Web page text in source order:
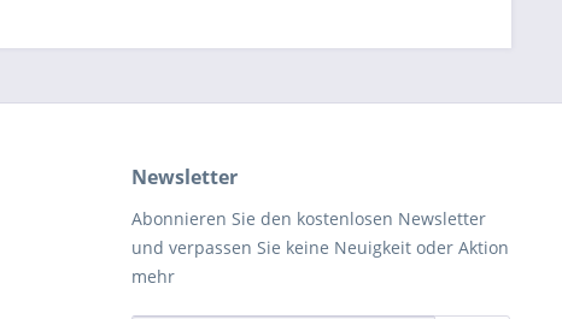
Newsletter
Abonnieren Sie den kostenlosen Newsletter
und verpassen Sie keine Neuigkeit oder Aktion
mehr